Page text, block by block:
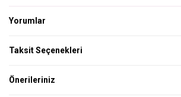
Yorumlar
Taksit Seçenekleri
Önerileriniz